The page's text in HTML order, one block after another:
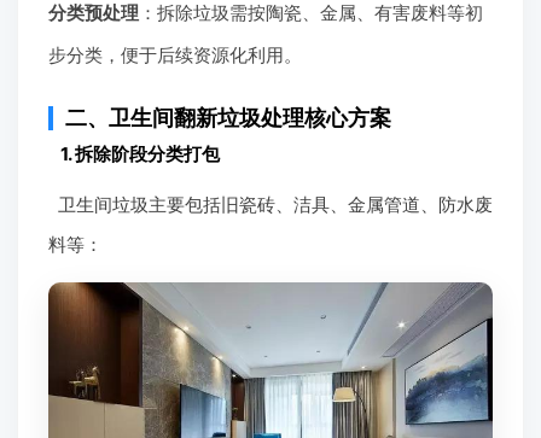
分类预处理 ：拆除垃圾需按陶瓷、金属、有害废料等初
步分类，便于后续资源化利用。
二、卫生间翻新垃圾处理核心方案
1. 拆除阶段分类打包
卫生间垃圾主要包括旧瓷砖、洁具、金属管道、防水废
料等：